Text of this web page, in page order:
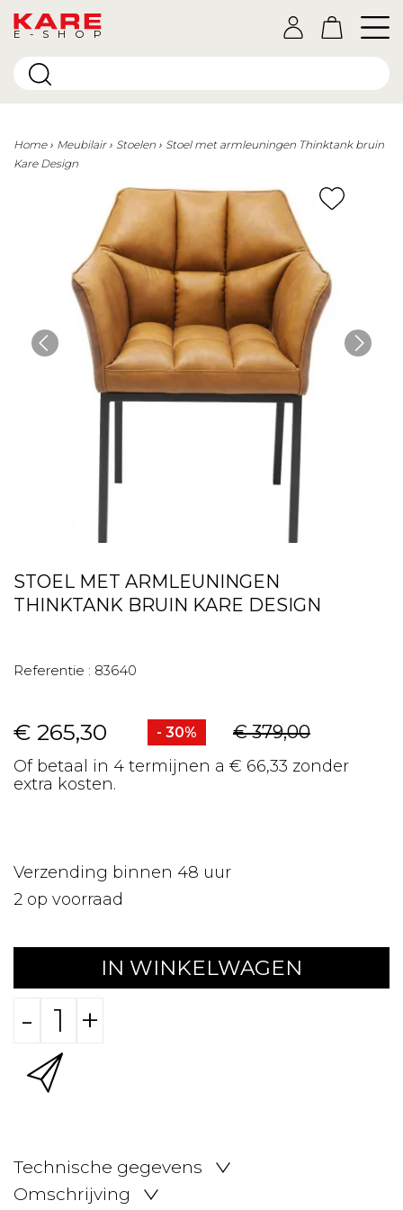
E-SHOP
Home Meubilair Stoelen
Stoel met armleuningen Thinktank bruin
Kare Design
STOEL MET ARMLEUNINGEN
THINKTANK BRUIN KARE DESIGN
Referentie : 83640
€ 265,30 - 30% € 379,00
Of betaal in 4 termijnen a € 66,33 zonder
extra kosten.
Verzending binnen 48 uur
2 op voorraad
IN WINKELWAGEN
- +
Technische gegevens
Omschrijving